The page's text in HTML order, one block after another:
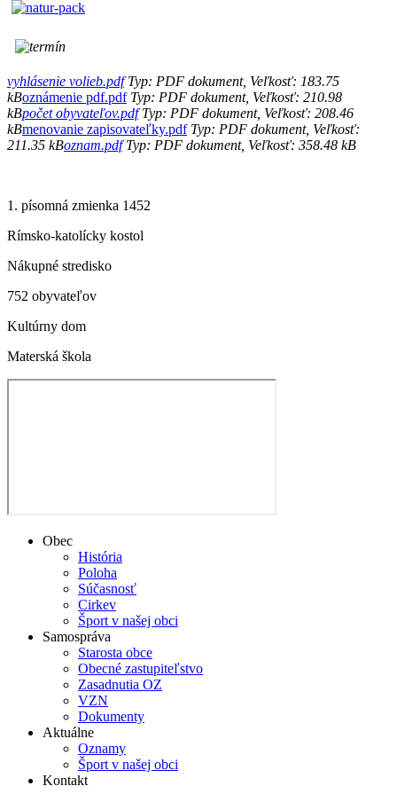
vyhlásenie volieb.pdfTyp: PDF dokument, Veľkosť: 183.75
kBoznámenie pdf.pdfTyp: PDF dokument, Veľkosť: 210.98
kBpočet obyvateľov.pdfTyp: PDF dokument, Veľkosť: 208.46
kBmenovanie zapisovateľky.pdfTyp: PDF dokument, Veľkosť:
211.35 kBoznam.pdfTyp: PDF dokument, Veľkosť: 358.48 kB
1. písomná zmienka 1452
Rímsko-katolícky kostol
Nákupné stredisko
752 obyvateľov
Kultúrny dom
Materská škola
Obec
História
Poloha
Súčasnosť
Cirkev
Šport v našej obci
Samospráva
Starosta obce
Obecné zastupiteľstvo
Zasadnutia OZ
VZN
Dokumenty
Aktuálne
Oznamy
Šport v našej obci
Kontakt